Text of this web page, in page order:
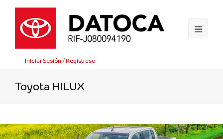
Iniciar Sesión/Registrese
Toyota HILUX